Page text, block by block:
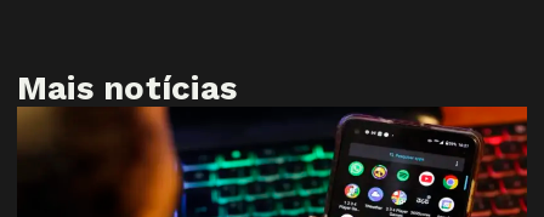
Mais notícias